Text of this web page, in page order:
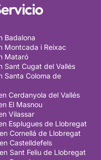
Badalona
Montcada i Reixac
Mataró
Sant Cugat del Vallés
Santa Coloma de
Cerdanyola del Vallés
El Masnou
Vilassar
Esplugues de Llobregat
Cornellá de Llobregat
Castelldefels
Sant Feliu de Llobregat